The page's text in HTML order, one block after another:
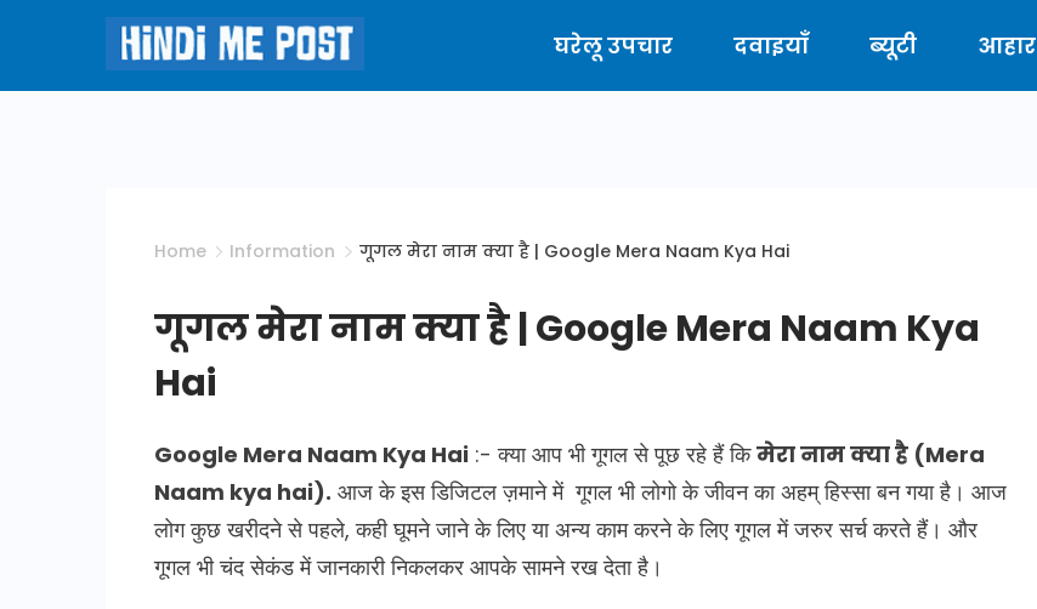
content
Hindi
घरेलू उपचार दवाइयाँ ब्यूटी आहार
Home Information गूगल मेरा नाम क्या है | Google Mera Naam Kya Hai
गूगल मेरा नाम क्या है | Google Mera Naam Kya
Hai
Google Mera Naam Kya Hai :- क्या आप भी गूगल से पूछ रहे हैं किमेरा नाम क्या है (Mera
Naam kya hai). आज के इस डिजिटल ज़माने में गूगल भी लोगो के जीवन का अहम् हिस्सा बन गया है। आज
लोग कुछ खरीदने से पहले, कही घूमने जाने के लिए या अन्य काम करने के लिए गूगल में जरुर सर्च करते हैं। और
गूगल भी चंद सेकंड में जानकारी निकलकर आपके सामने रख देता है।